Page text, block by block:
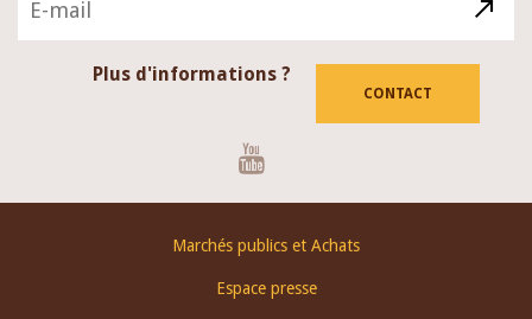
Plus d'informations ?
CONTACT
Marchés publics et Achats
Espace presse